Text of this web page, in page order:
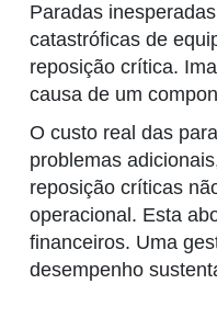
Paradas
catastróficas de
reposição crítica.
causa de um
O custo real das
problemas
reposição críticas
operacional. Esta
financeiros. Uma
desempenho